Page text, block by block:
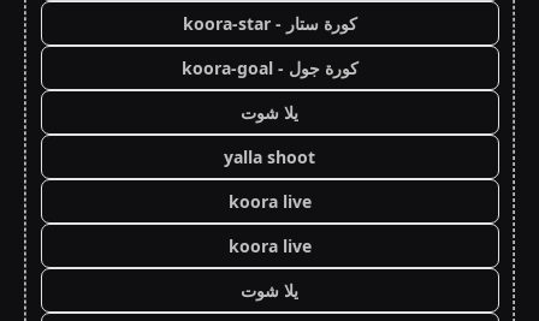
كورة ستار - koora-star
كورة جول - koora-goal
يلا شوت
yalla shoot
koora live
koora live
يلا شوت